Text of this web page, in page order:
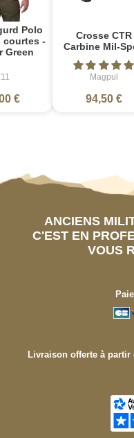
Polo
courtes -
Green
€
Crosse CTR
Carbine Mil-
Magpul
94,50 €
ANCIENS
C'EST EN
VOUS
Livraison offerte à partir